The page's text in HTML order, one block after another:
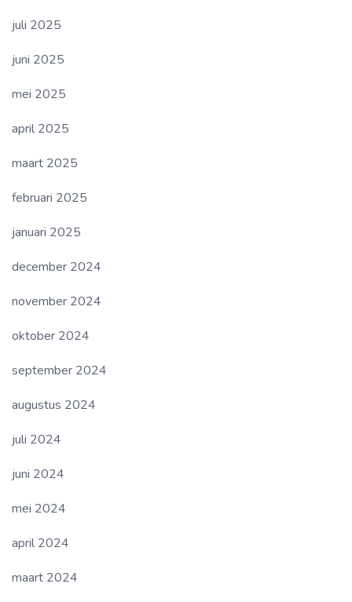
juli 2025
juni 2025
mei 2025
april 2025
maart 2025
februari 2025
januari 2025
december 2024
november 2024
oktober 2024
september 2024
augustus 2024
juli 2024
juni 2024
mei 2024
april 2024
maart 2024